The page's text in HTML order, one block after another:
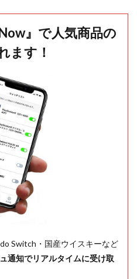
』で人気商品の
ます！
Switch・国産ウイスキーなど
通知でリアルタイムに受け取